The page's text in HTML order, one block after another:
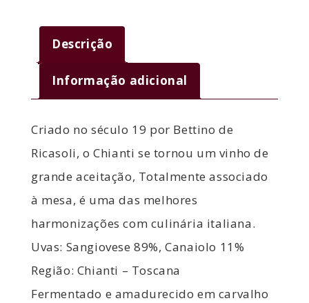
quantidade
Descrição
Informação adicional
Criado no século 19 por Bettino de
Ricasoli, o Chianti se tornou um vinho de
grande aceitação, Totalmente associado
à mesa, é uma das melhores
harmonizações com culinária italiana.
Uvas: Sangiovese 89%, Canaiolo 11%
Região: Chianti – Toscana
Fermentado e amadurecido em carvalho